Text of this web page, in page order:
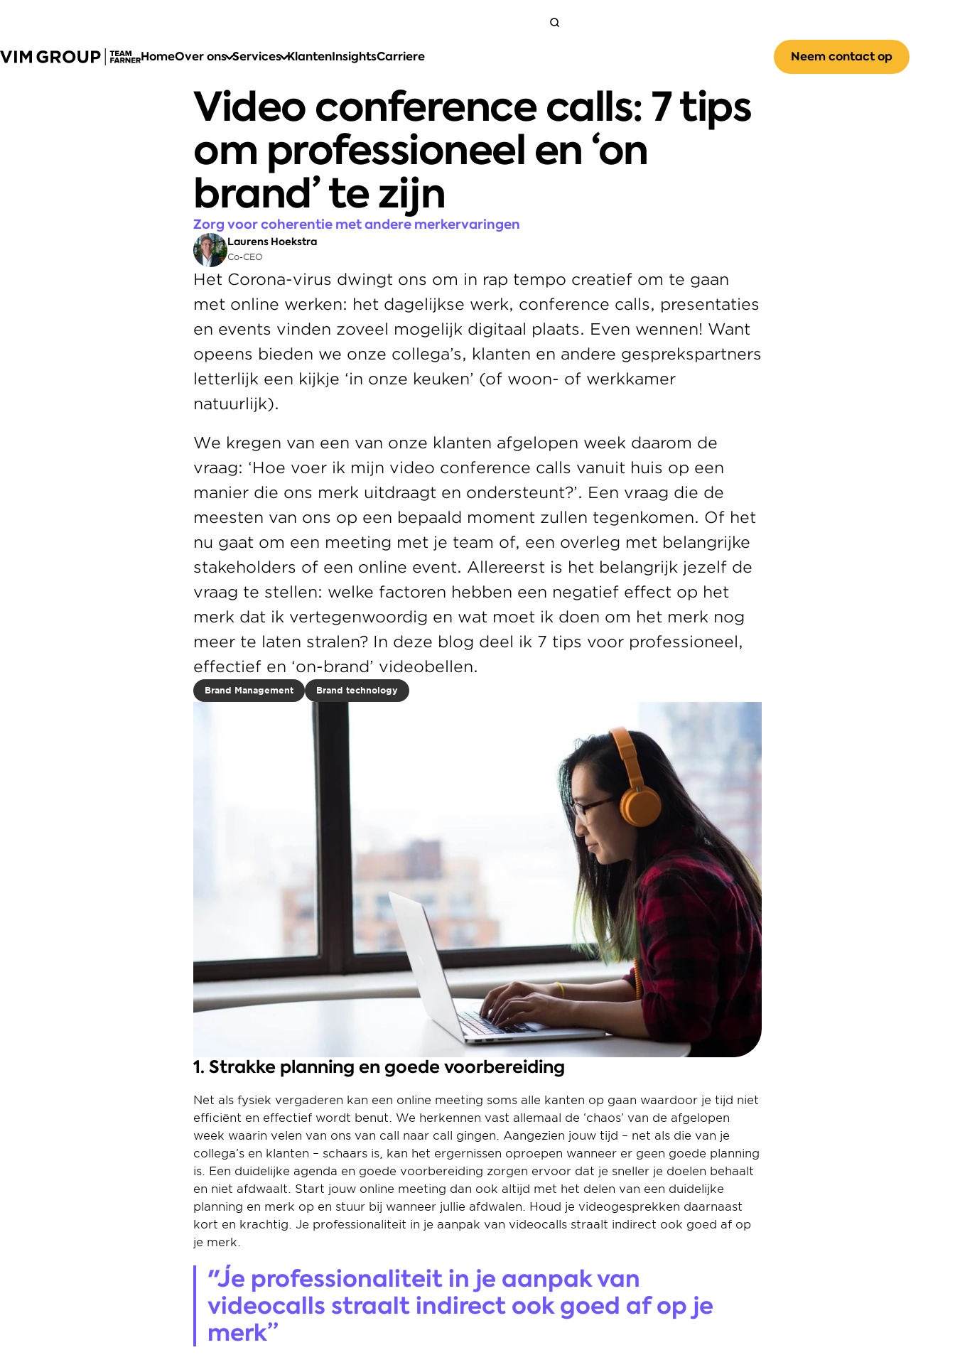
HomeOver ons Services KlantenInsightsCarriere Neem contact op
Video conference calls: 7 tips
om professioneel en ‘on
brand’ te zijn
Zorg voor coherentie met andere merkervaringen
Laurens Hoekstra
Co-CEO
Het Corona-virus dwingt ons om in rap tempo creatief om te gaan
met online werken: het dagelijkse werk, conference calls, presentaties
en events vinden zoveel mogelijk digitaal plaats. Even wennen! Want
opeens bieden we onze collega’s, klanten en andere gesprekspartners
letterlijk een kijkje ‘in onze keuken’ (of woon- of werkkamer
natuurlijk).
We kregen van een van onze klanten afgelopen week daarom de
vraag: ‘Hoe voer ik mijn video conference calls vanuit huis op een
manier die ons merk uitdraagt en ondersteunt?’. Een vraag die de
meesten van ons op een bepaald moment zullen tegenkomen. Of het
nu gaat om een meeting met je team of, een overleg met belangrijke
stakeholders of een online event. Allereerst is het belangrijk jezelf de
vraag te stellen: welke factoren hebben een negatief effect op het
merk dat ik vertegenwoordig en wat moet ik doen om het merk nog
meer te laten stralen? In deze blog deel ik 7 tips voor professioneel,
effectief en ‘on-brand’ videobellen.
Brand Management Brand technology
1. Strakke planning en goede voorbereiding
Net als fysiek vergaderen kan een online meeting soms alle kanten op gaan waardoor je tijd niet
efficiënt en effectief wordt benut. We herkennen vast allemaal de ‘chaos’ van de afgelopen
week waarin velen van ons van call naar call gingen. Aangezien jouw tijd – net als die van je
collega’s en klanten – schaars is, kan het ergernissen oproepen wanneer er geen goede planning
is. Een duidelijke agenda en goede voorbereiding zorgen ervoor dat je sneller je doelen behaalt
en niet afdwaalt. Start jouw online meeting dan ook altijd met het delen van een duidelijke
planning en merk op en stuur bij wanneer jullie afdwalen. Houd je videogesprekken daarnaast
kort en krachtig. Je professionaliteit in je aanpak van videocalls straalt indirect ook goed af op
je merk.
"Je professionaliteit in je aanpak van
videocalls straalt indirect ook goed af op je
merk”